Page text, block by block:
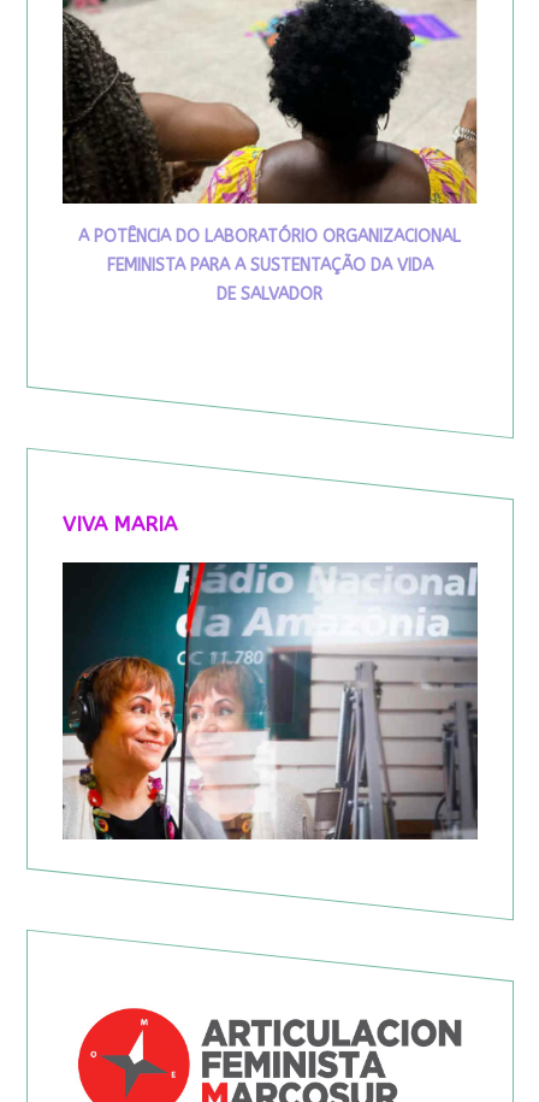
A POTÊNCIA DO LABORATÓRIO ORGANIZACIONAL
FEMINISTA PARA A SUSTENTAÇÃO DA VIDA
DE SALVADOR
VIVA MARIA